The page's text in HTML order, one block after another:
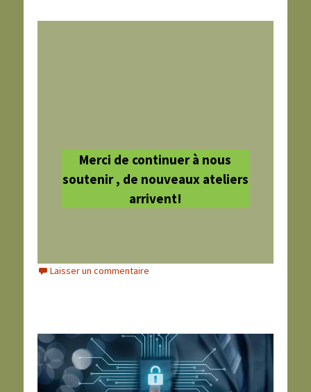
Merci de continuer à nous
soutenir , de nouveaux ateliers
arrivent!
Laisser un commentaire